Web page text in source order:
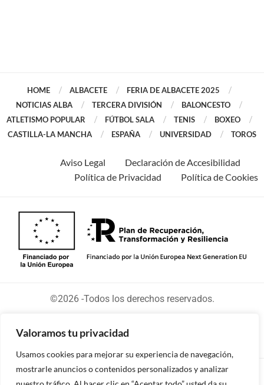
Valoramos tu privacidad
Usamos cookies para mejorar su experiencia de navegación,
mostrarle anuncios o contenidos personalizados y analizar
HOME ALBACETE
FERIA DE ALBACETE 2025
NOTICIAS ALBA
TERCERA DIVISIÓN
BALONCESTO
ATLETISMO POPULAR
FÚTBOL SALA TENIS
BOXEO
CASTILLA-LA MANCHA
ESPAÑA UNIVERSIDAD TOROS
Aviso Legal
Declaración de Accesibilidad
Política de Privacidad
Política de Cookies
©2026 -Todos los derechos reservados.
Diseñado y desarrollado por tu equipo Imedia